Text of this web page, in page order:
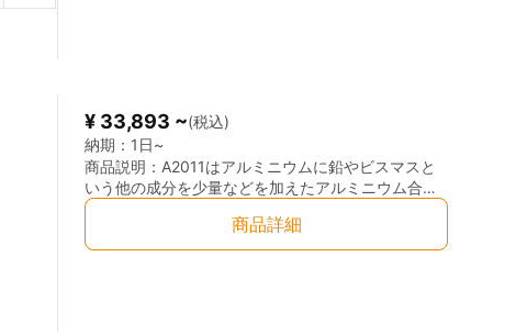
¥ 33,893 ~(税込)
納期： 1日~
商品説明： A2011はアルミニウムに鉛やビスマスと
いう他の成分を少量などを加えたアルミニウム合金
です。 少量の鉛やビスマスを加えることによって、
切削性を向上させ強度をより高くしています。 耐食
性に関しては、銅を加えていることもあり低くなり
商品詳細